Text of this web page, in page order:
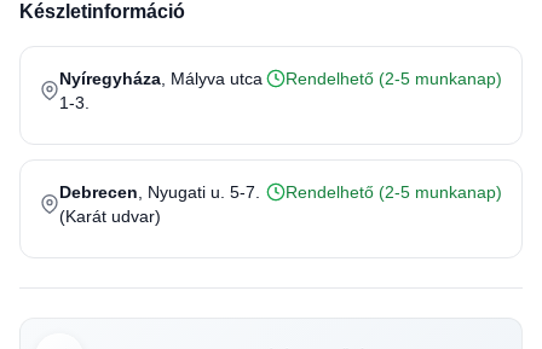
Készletinformáció
Nyíregyháza , Mályva utca
1-3.
Rendelhető (2-5 munkanap)
Debrecen , Nyugati u. 5-7.
(Karát udvar)
Rendelhető (2-5 munkanap)